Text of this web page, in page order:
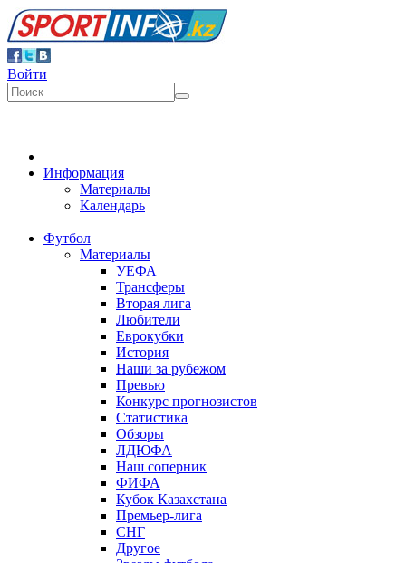
Войти
Информация
Материалы
Календарь
Футбол
Материалы
УЕФА
Трансферы
Вторая лига
Любители
Еврокубки
История
Наши за рубежом
Превью
Конкурс прогнозистов
Статистика
Обзоры
ЛДЮФА
Наш соперник
ФИФА
Кубок Казахстана
Премьер-лига
СНГ
Другое